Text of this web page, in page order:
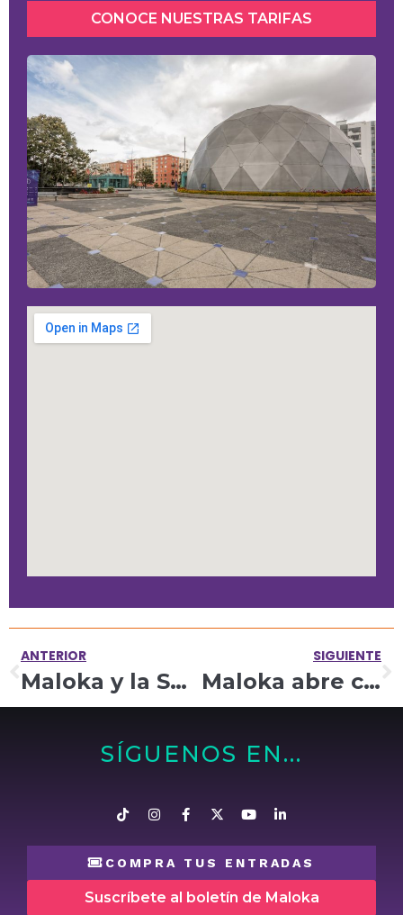
CONOCE NUESTRAS TARIFAS
ANTERIOR
Maloka y la Secretaría de Educación de Cundinamarca se unen para acercar experiencias de ciencia y tecnología a estudiantes del departamento
SIGUIENTE
Maloka abre convocatoria de fotografía ciudadana “Historias de fútbol y barrio”
SÍGUENOS EN...
COMPRA TUS ENTRADAS
Suscríbete al boletín de Maloka